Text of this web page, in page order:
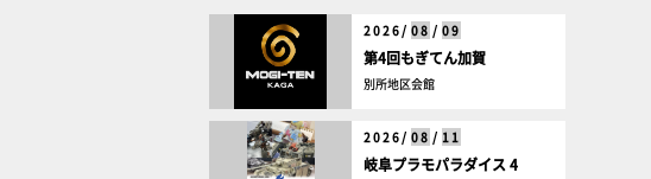
2026/ 08 / 09
第4回もぎてん加賀
別所地区会館
2026/ 08 / 11
岐阜プラモパラダイス 4